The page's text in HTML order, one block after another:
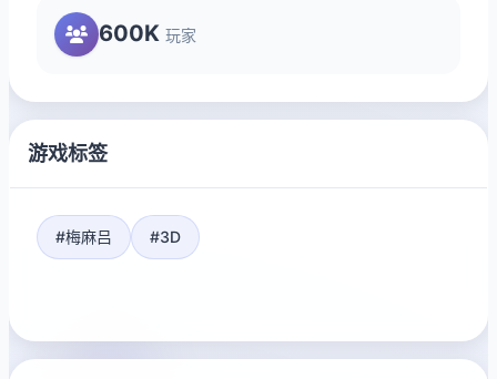
600K 玩家
游戏标签
#梅麻吕 #3D